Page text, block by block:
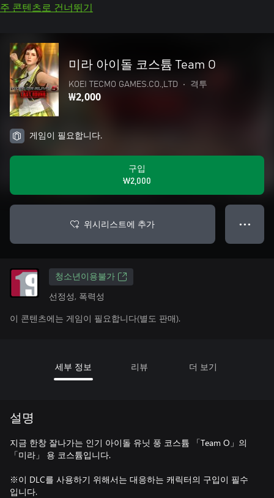
주 콘텐츠로 건너뛰기
미라 아이돌 코스튬 Team O
KOEI TECMO GAMES.CO.,LTD • 격투
₩2,000
게임이 필요합니다.
구입
₩2,000
위시리스트에 추가 ● ● ●
청소년이용불가
선정성, 폭력성
이 콘텐츠에는 게임이 필요합니다(별도 판매).
세부 정보 리뷰 더 보기
설명
지금 한창 잘나가는 인기 아이돌 유닛 풍 코스튬 「Team O」의
「미라」 용 코스튬입니다.
※이 DLC를 사용하기 위해서는 대응하는 캐릭터의 구입이 필수
입니다.